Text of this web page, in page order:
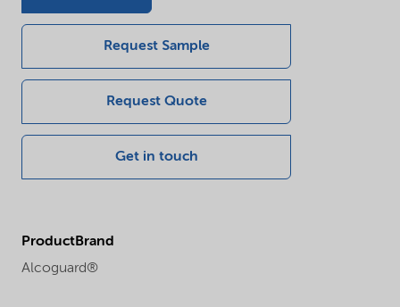
Request Sample
Request Quote
Get in touch
ProductBrand
Alcoguard®